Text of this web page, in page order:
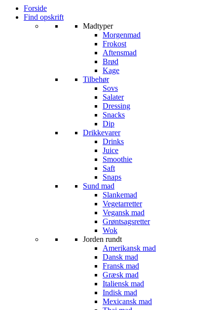
Forside
Find opskrift
Madtyper
Morgenmad
Frokost
Aftensmad
Brød
Kage
Tilbehør
Sovs
Salater
Dressing
Snacks
Dip
Drikkevarer
Drinks
Juice
Smoothie
Saft
Snaps
Sund mad
Slankemad
Vegetarretter
Vegansk mad
Grøntsagsretter
Wok
Jorden rundt
Amerikansk mad
Dansk mad
Fransk mad
Græsk mad
Italiensk mad
Indisk mad
Mexicansk mad